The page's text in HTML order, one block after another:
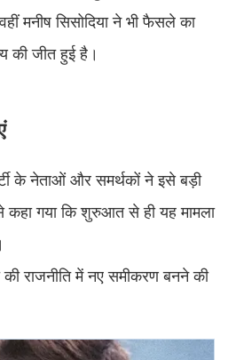
मनीष सिसोदिया ने भी फैसले का
की जीत हुई है।
के नेताओं और समर्थकों ने इसे बड़ी
कहा गया कि शुरुआत से ही यह मामला
राजनीति में नए समीकरण बनने की